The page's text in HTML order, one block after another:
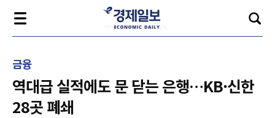
금융
역대급 실적에도 문 닫는 은행…KB·신한
28곳 폐쇄